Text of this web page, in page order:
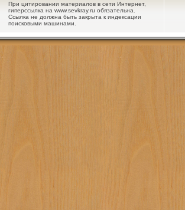
При цитировании материалов в сети Интернет,
гиперссылка на www.sevkray.ru обязательна.
Ссылка не должна быть закрыта к индексации
поисковыми машинами.